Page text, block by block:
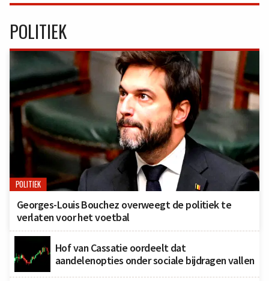
POLITIEK
POLITIEK
Georges-Louis Bouchez overweegt de politiek te
verlaten voor het voetbal
Hof van Cassatie oordeelt dat
aandelenopties onder sociale bijdragen vallen